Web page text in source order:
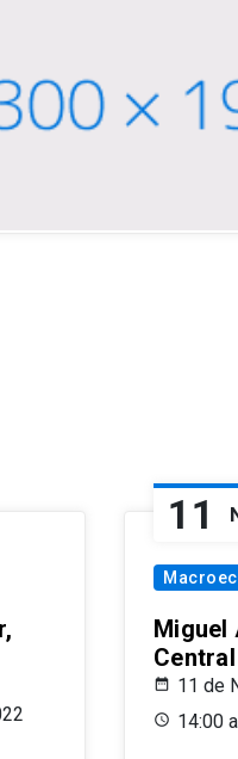
11
Miguel
11 de
14:00